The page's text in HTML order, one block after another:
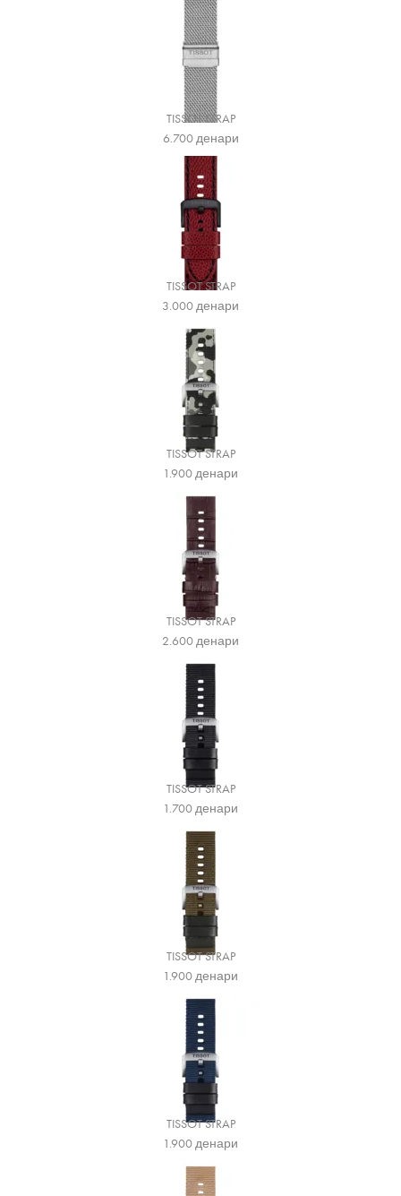
TISSOT STRAP
6.700денари
TISSOT STRAP
3.000денари
TISSOT STRAP
1.900денари
TISSOT STRAP
2.600денари
TISSOT STRAP
1.700денари
TISSOT STRAP
1.900денари
TISSOT STRAP
1.900денари